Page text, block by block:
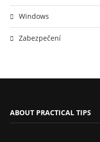
Windows
Zabezpečení
ABOUT PRACTICAL TIPS